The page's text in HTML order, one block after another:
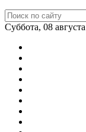
Суббота, 08